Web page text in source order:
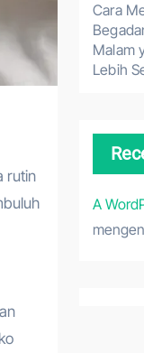
rutin
Cara
Malam
Lebih
A